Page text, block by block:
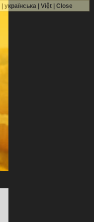
українська| Việt| Close